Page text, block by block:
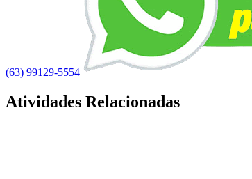
(63) 99129-5554
Atividades Relacionadas